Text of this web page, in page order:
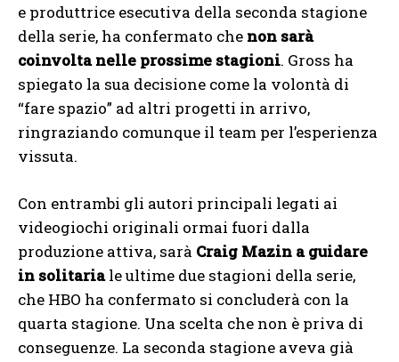
e produttrice esecutiva della seconda stagione
della serie, ha confermato che non sarà
coinvolta nelle prossime stagioni. Gross ha
spiegato la sua decisione come la volontà di
“fare spazio” ad altri progetti in arrivo,
ringraziando comunque il team per l’esperienza
vissuta.
Con entrambi gli autori principali legati ai
videogiochi originali ormai fuori dalla
produzione attiva, sarà Craig Mazin a guidare
in solitariale ultime due stagioni della serie,
che HBO ha confermato si concluderà con la
quarta stagione. Una scelta che non è priva di
conseguenze. La seconda stagione aveva già